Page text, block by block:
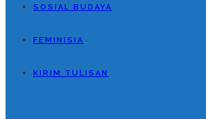
SOSIAL BUDAYA
FEMINISIA
KIRIM TULISAN